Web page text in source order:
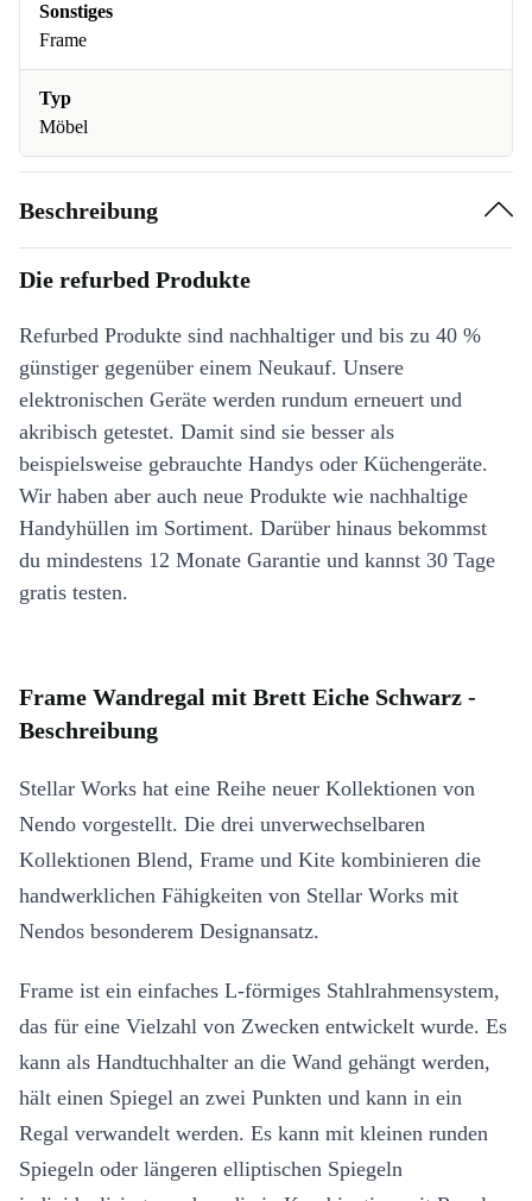
Sonstiges
Frame
Typ
Möbel
Beschreibung
Die refurbed Produkte
Refurbed Produkte sind nachhaltiger und bis zu 40 %
günstiger gegenüber einem Neukauf. Unsere
elektronischen Geräte werden rundum erneuert und
akribisch getestet. Damit sind sie besser als
beispielsweise gebrauchte Handys oder Küchengeräte.
Wir haben aber auch neue Produkte wie nachhaltige
Handyhüllen im Sortiment. Darüber hinaus bekommst
du mindestens 12 Monate Garantie und kannst 30 Tage
gratis testen.
Frame Wandregal mit Brett Eiche Schwarz -
Beschreibung
Stellar Works hat eine Reihe neuer Kollektionen von
Nendo vorgestellt. Die drei unverwechselbaren
Kollektionen Blend, Frame und Kite kombinieren die
handwerklichen Fähigkeiten von Stellar Works mit
Nendos besonderem Designansatz.
Frame ist ein einfaches L-förmiges Stahlrahmensystem,
das für eine Vielzahl von Zwecken entwickelt wurde. Es
kann als Handtuchhalter an die Wand gehängt werden,
hält einen Spiegel an zwei Punkten und kann in ein
Regal verwandelt werden. Es kann mit kleinen runden
Spiegeln oder längeren elliptischen Spiegeln